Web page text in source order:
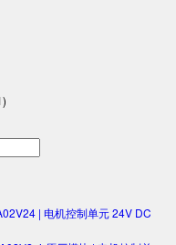
| 电机控制单元 24V DC